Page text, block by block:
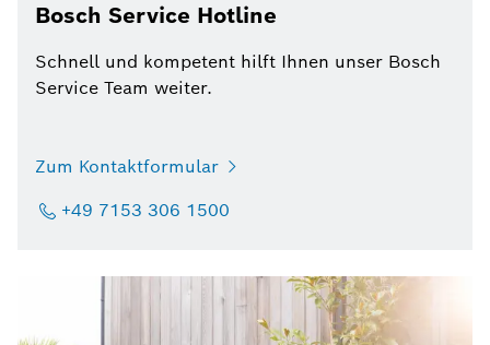
Bosch Service Hotline
Schnell und kompetent hilft Ihnen unser Bosch
Service Team weiter.
Zum Kontaktformular
+49 7153 306 1500